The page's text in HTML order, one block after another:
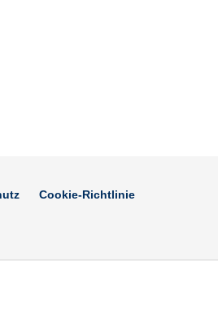
Cookie-Richtlinie